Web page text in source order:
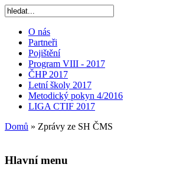
O nás
Partneři
Pojištění
Program VIII - 2017
ČHP 2017
Letní školy 2017
Metodický pokyn 4/2016
LIGA CTIF 2017
Domů » Zprávy ze SH ČMS
Hlavní menu